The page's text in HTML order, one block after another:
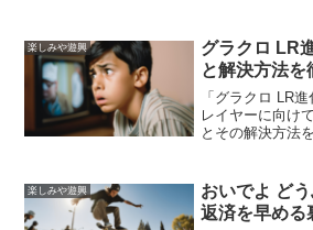
詳しく解説しま
の難しさを克服
むことができる
楽しみや遊興
グラクロ LR
と解決方法を
「グラクロ LR
レイヤーに向け
とその解決方法
楽しみや遊興
おいでよ ど
返済を早める